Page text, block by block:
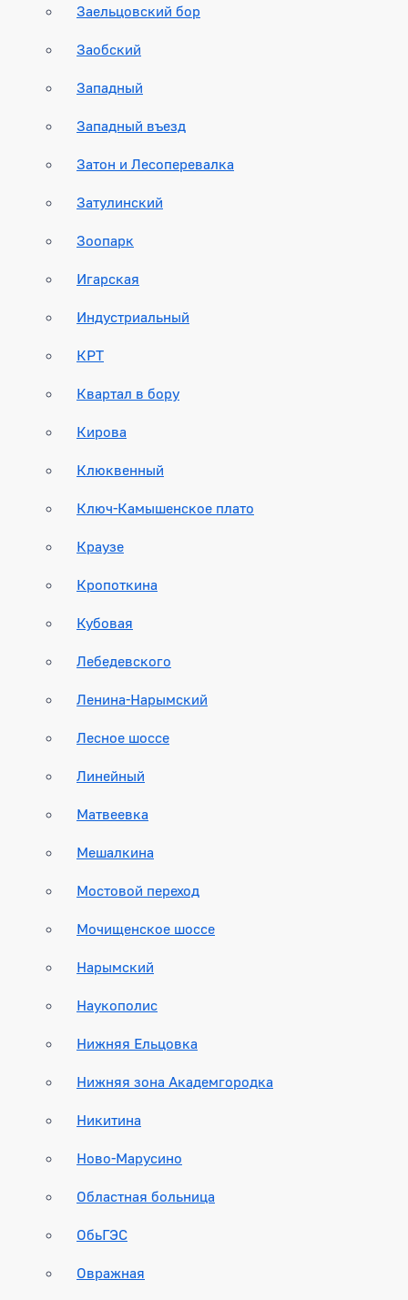
Заельцовский бор
Заобский
Западный
Западный въезд
Затон и Лесоперевалка
Затулинский
Зоопарк
Игарская
Индустриальный
КРТ
Квартал в бору
Кирова
Клюквенный
Ключ-Камышенское плато
Краузе
Кропоткина
Кубовая
Лебедевского
Ленина-Нарымский
Лесное шоссе
Линейный
Матвеевка
Мешалкина
Мостовой переход
Мочищенское шоссе
Нарымский
Наукополис
Нижняя Ельцовка
Нижняя зона Академгородка
Никитина
Ново-Марусино
Областная больница
ОбьГЭС
Овражная